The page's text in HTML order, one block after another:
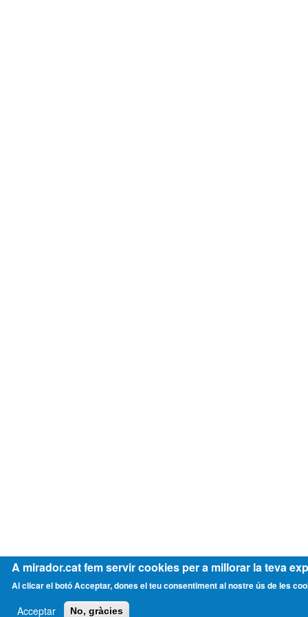
A mirador.cat fem servir cookies per a millorar la teva
Al clicar el botó Acceptar, dones el teu consentiment al nostre ús de les
Acceptar No, gràcies